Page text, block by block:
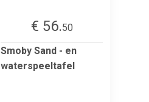
€ 56.50
Smoby Sand - en
waterspeeltafel